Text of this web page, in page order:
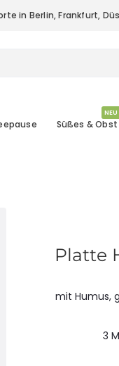
Lieferung in Berlin,
in Berlin, Frankfurt,
Süßes & Obst
NEU
Platte
mit Humus,
3